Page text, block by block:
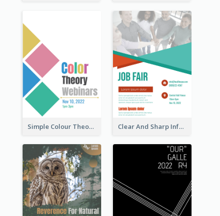
Simple Colour Theory Poster With Details Clear And Sharp Informative Poster Of Job Fair